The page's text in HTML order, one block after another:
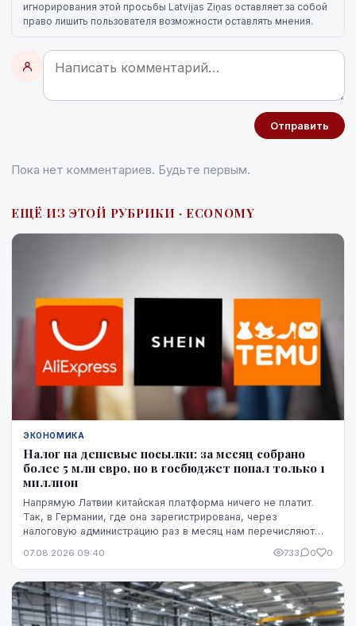
игнорирования этой просьбы Latvijas Ziņas оставляет за собой
право лишить пользователя возможности оставлять мнения.
Отправить
Пока нет комментариев. Будьте первым.
ЕЩЁ ИЗ ЭТОЙ РУБРИКИ · ECONOMY
ЭКОНОМИКА
Налог на дешевые посылки: за месяц собрано
более 5 млн евро, но в госбюджет попал только 1
миллион
Напрямую Латвии китайская платформа ничего не платит.
Так, в Германии, где она зарегистрирована, через
налоговую администрацию раз в месяц нам перечисляют
платит в той стране, где товар предъявляется таможне,
07.08.2026 09:40 733 0 0